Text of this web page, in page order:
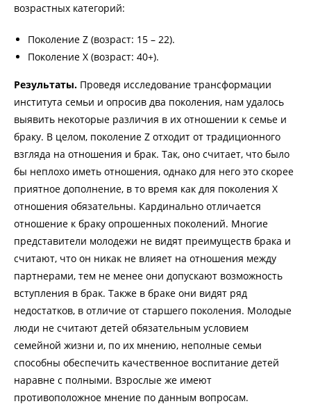
возрастных категорий:
Поколение Z (возраст: 15 – 22).
Поколение X (возраст: 40+).
Результаты. Проведя исследование трансформации
института семьи и опросив два поколения, нам удалось
выявить некоторые различия в их отношении к семье и
браку. В целом, поколение Z отходит от традиционного
взгляда на отношения и брак. Так, оно считает, что было
бы неплохо иметь отношения, однако для него это скорее
приятное дополнение, в то время как для поколения X
отношения обязательны. Кардинально отличается
отношение к браку опрошенных поколений. Многие
представители молодежи не видят преимуществ брака и
считают, что он никак не влияет на отношения между
партнерами, тем не менее они допускают возможность
вступления в брак. Также в браке они видят ряд
недостатков, в отличие от старшего поколения. Молодые
люди не считают детей обязательным условием
семейной жизни и, по их мнению, неполные семьи
способны обеспечить качественное воспитание детей
наравне с полными. Взрослые же имеют
противоположное мнение по данным вопросам.